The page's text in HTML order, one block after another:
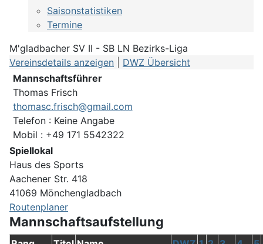
Saisonstatistiken
Termine
M'gladbacher SV II - SB LN Bezirks-Liga
Vereinsdetails anzeigen
DWZ Übersicht
Mannschaftsführer
Thomas Frisch
thomasc.frisch@gmail.com
Telefon : Keine Angabe
Mobil : +49 171 5542322
Spiellokal
Haus des Sports
Aachener Str. 418
41069 Mönchengladbach
Routenplaner
Mannschaftsaufstellung